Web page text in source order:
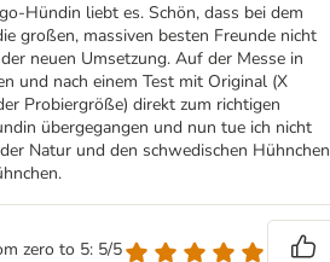
Hündin liebt es. Schön, dass bei dem
großen, massiven besten Freunde nicht
neuen Umsetzung. Auf der Messe in
und nach einem Test mit Original (X
Probiergröße) direkt zum richtigen
übergegangen und nun tue ich nicht
Natur und den schwedischen Hühnchen
zero to 5: 5/5